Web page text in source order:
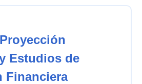
Estudios de
Financiera